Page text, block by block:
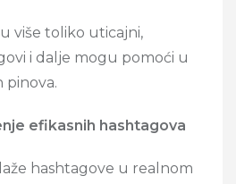
više toliko uticajni,
i dalje mogu pomoći u
pinova.
efikasnih hashtagova
hashtagove u realnom